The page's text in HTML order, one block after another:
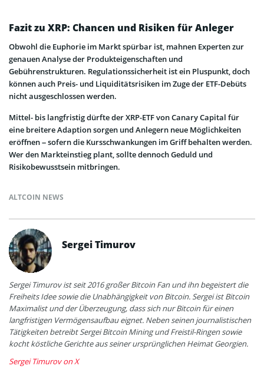
Fazit zu XRP: Chancen und Risiken für Anleger
Obwohl die Euphorie im Markt spürbar ist, mahnen Experten zur
genauen Analyse der Produkteigenschaften und
Gebührenstrukturen. Regulationssicherheit ist ein Pluspunkt, doch
können auch Preis- und Liquiditätsrisiken im Zuge der ETF-Debüts
nicht ausgeschlossen werden.
Mittel- bis langfristig dürfte der XRP-ETF von Canary Capital für
eine breitere Adaption sorgen und Anlegern neue Möglichkeiten
eröffnen – sofern die Kursschwankungen im Griff behalten werden.
Wer den Markteinstieg plant, sollte dennoch Geduld und
Risikobewusstsein mitbringen.
ALTCOIN NEWS
Sergei Timurov
Sergei Timurov ist seit 2016 großer Bitcoin Fan und ihn begeistert die
Freiheits Idee sowie die Unabhängigkeit von Bitcoin. Sergei ist Bitcoin
Maximalist und der Überzeugung, dass sich nur Bitcoin für einen
langfristigen Vermögensaufbau eignet. Neben seinen journalistischen
Tätigkeiten betreibt Sergei Bitcoin Mining und Freistil-Ringen sowie
kocht köstliche Gerichte aus seiner ursprünglichen Heimat Georgien.
Sergei Timurov on X